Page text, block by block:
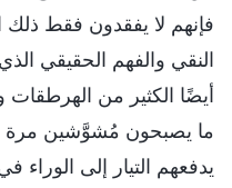
فإنهم لا يفقدون فقط ذلك
النقي والفهم الحقيقي
أيضًا الكثير من
ما يصبحون مُشوَّشين مرة
يدفعهم التيار إلى الوراء